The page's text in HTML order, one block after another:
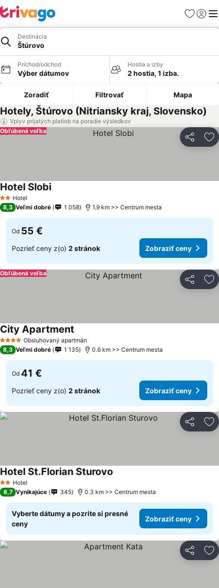
Obľúbené
Destinácia
Štúrovo
Príchod/odchod
Výber dátumov
Hostia a izby
2 hostia, 1 izba.
Zoradiť Filtrovať Mapa
Hotely, Štúrovo (Nitriansky kraj, Slovensko)
Vplyv prijatých platieb na poradie výsledkov
Zdieľať
Obľúbená voľba
2 Počet hviezdičiek
Hotel
Hotel Slobi
8,3 Veľmi dobré 1 058 1.9 km >> Centrum mesta
Od 55 €
Pozrieť ceny z(o) 2 stránok Zobraziť ceny
Zdieľať
Obľúbená voľba
4 Počet hviezdičiek
Obsluhovaný apartmán
City Apartment
8,3 Veľmi dobré 1 135 0.6 km >> Centrum mesta
Od 41 €
Pozrieť ceny z(o) 2 stránok Zobraziť ceny
Zdieľať
2 Počet hviezdičiek
Hotel
Hotel St.Florian Sturovo
8,7 Vynikajúce 345 0.3 km >> Centrum mesta
Vyberte dátumy a pozrite si presné
ceny
Zobraziť ceny
Zdieľať